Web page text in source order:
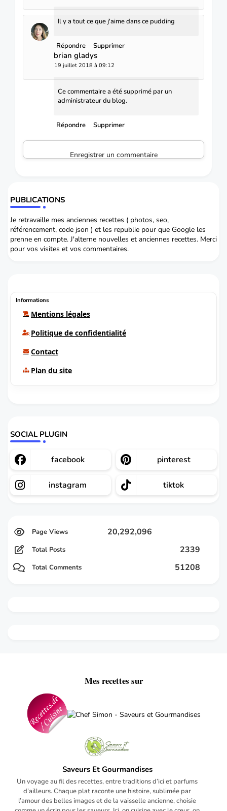
Il y a tout ce que j'aime dans ce pudding
Répondre Supprimer
brian gladys
19 juillet 2018 à 09:12
Ce commentaire a été supprimé par un
administrateur du blog.
Répondre Supprimer
Enregistrer un commentaire
PUBLICATIONS
Je retravaille mes anciennes recettes ( photos, seo,
référencement, code json ) et les republie pour que Google les
prenne en compte. J'alterne nouvelles et anciennes recettes. Merci
pour vos visites et vos commentaires.
Informations
Mentions légales
Politique de confidentialité
Contact
Plan du site
SOCIAL PLUGIN
facebook pinterest
instagram tiktok
20,292,096
Total Posts 2339
Total Comments 51208
Mes recettes sur
Saveurs Et Gourmandises
Un voyage au fil des recettes, entre traditions d’ici et parfums
d’ailleurs. Chaque plat raconte une histoire, sublimée par
l’amour des belles images et de la vaisselle ancienne, choisie